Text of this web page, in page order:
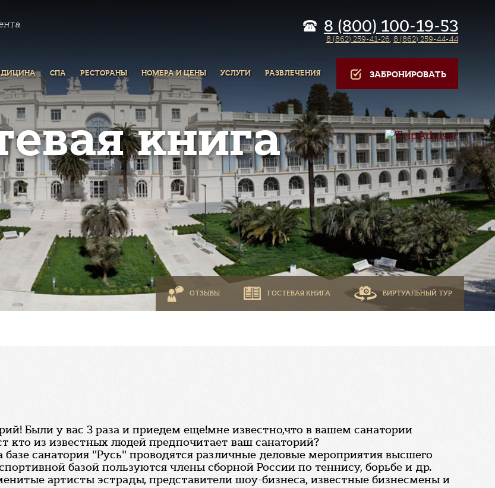
8 (800) 100-19-53
8 (862) 259-41-26, 8 (862) 259-44-44
СПА РЕСТОРАНЫ НОМЕРА И ЦЕНЫ УСЛУГИ РАЗВЛЕЧЕНИЯ ЗАБРОНИРОВАТЬ
книга
ОТЗЫВЫ ГОСТЕВАЯ КНИГА ВИРТУАЛЬНЫЙ ТУР
Были у вас 3 раза и приедем еще!мне известно,что в вашем санатории
из известных людей предпочитает ваш санаторий?
базе санатория "Русь" проводятся различные деловые мероприятия высшего
базой пользуются члены сборной России по теннису, борьбе и др.
артисты эстрады, представители шоу-бизнеса, известные бизнесмены и